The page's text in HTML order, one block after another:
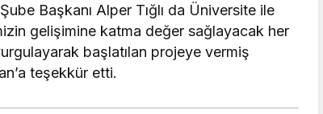
Başkanı Alper Tığlı da Üniversite ile
gelişimine katma değer sağlayacak her
başlatılan projeye vermiş
teşekkür etti.